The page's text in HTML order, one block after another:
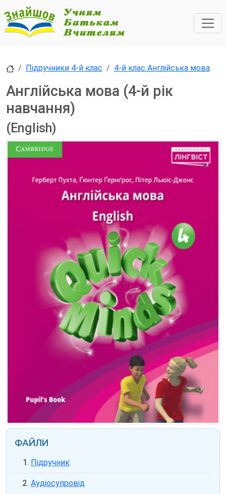
Підручники 4-й клас 4-й клас Англійська мова
Англійська мова (4-й рік
навчання)
(English)
ФАЙЛИ
Підручник
Аудіосупровід